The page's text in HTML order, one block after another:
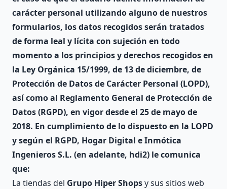
carácter personal utilizando alguno de nuestros
formularios, los datos recogidos serán tratados
de forma leal y lícita con sujeción en todo
momento a los principios y derechos recogidos en
la Ley Orgánica 15/1999, de 13 de diciembre, de
Protección de Datos de Carácter Personal (LOPD),
así como al Reglamento General de Protección de
Datos (RGPD), en vigor desde el 25 de mayo de
2018. En cumplimiento de lo dispuesto en la LOPD
y según el RGPD, Hogar Digital e Inmótica
Ingenieros S.L. (en adelante, hdi2) le comunica
que:
La tiendas del Grupo Hiper Shopsy sus sitios web